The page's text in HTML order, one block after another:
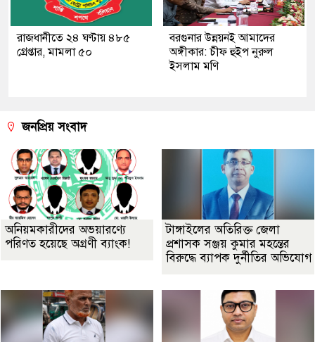
রাজধানীতে ২৪ ঘণ্টায় ৪৮৫
গ্রেপ্তার, মামলা ৫০
বরগুনার উন্নয়নই আমাদের
অঙ্গীকার: চীফ হুইপ নুরুল
ইসলাম মণি
জনপ্রিয় সংবাদ
অনিয়মকারীদের অভয়ারণ্যে
পরিণত হয়েছে অগ্রণী ব্যাংক!
টাঙ্গাইলের অতিরিক্ত জেলা
প্রশাসক সঞ্জয় কুমার মহন্তের
বিরুদ্ধে ব্যাপক দুর্নীতির অভিযোগ